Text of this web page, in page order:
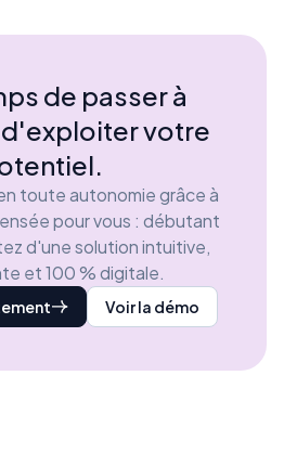
de passer à
votre
toute autonomie grâce à
pour vous : débutant
d'une solution intuitive,
et 100 % digitale.
Voir la démo